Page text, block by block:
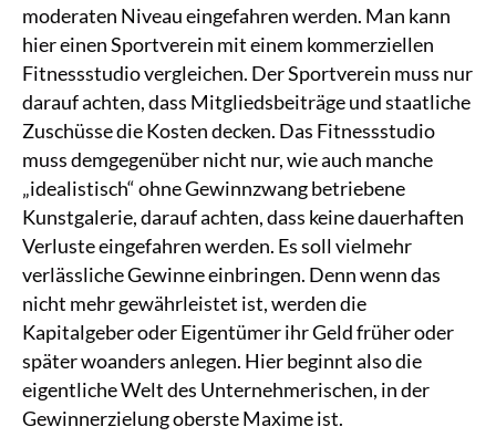
moderaten Niveau eingefahren werden. Man kann
hier einen Sportverein mit einem kommerziellen
Fitnessstudio vergleichen. Der Sportverein muss nur
darauf achten, dass Mitgliedsbeiträge und staatliche
Zuschüsse die Kosten decken. Das Fitnessstudio
muss demgegenüber nicht nur, wie auch manche
„idealistisch“ ohne Gewinnzwang betriebene
Kunstgalerie, darauf achten, dass keine dauerhaften
Verluste eingefahren werden. Es soll vielmehr
verlässliche Gewinne einbringen. Denn wenn das
nicht mehr gewährleistet ist, werden die
Kapitalgeber oder Eigentümer ihr Geld früher oder
später woanders anlegen. Hier beginnt also die
eigentliche Welt des Unternehmerischen, in der
Gewinnerzielung oberste Maxime ist.